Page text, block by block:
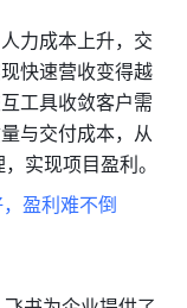
力成本上升，交
快速营收变得越
工具收敛客户需
与交付成本，从
实现项目盈利。
盈利难不倒